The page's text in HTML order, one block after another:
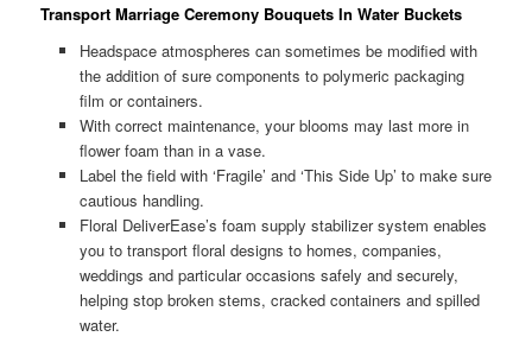
Transport Marriage Ceremony Bouquets In Water Buckets
Headspace atmospheres can sometimes be modified with
the addition of sure components to polymeric packaging
film or containers.
With correct maintenance, your blooms may last more in
flower foam than in a vase.
Label the field with ‘Fragile’ and ‘This Side Up’ to make sure
cautious handling.
Floral DeliverEase’s foam supply stabilizer system enables
you to transport floral designs to homes, companies,
weddings and particular occasions safely and securely,
helping stop broken stems, cracked containers and spilled
water.